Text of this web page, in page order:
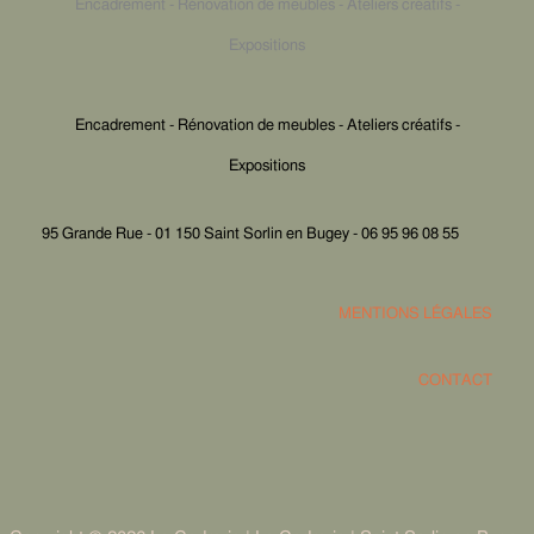
Encadrement - Rénovation de meubles - Ateliers créatifs -
Expositions
Encadrement - Rénovation de meubles - Ateliers créatifs -
Expositions
95 Grande Rue - 01 150 Saint Sorlin en Bugey - 06 95 96 08 55
MENTIONS LÉGALES
CONTACT